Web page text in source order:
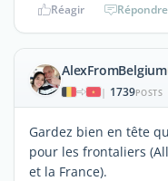
Réagir Répondre
AlexFromBelgium
| 1739POSTS
Gardez bien en tête
pour les frontaliers
et la France).